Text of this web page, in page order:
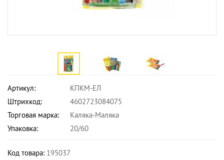
Артикул:
КПКМ-ЕЛ
Штрихкод:
4602723084075
Торговая марка:
Каляка-Маляка
Упаковка:
20/60
Код товара: 195037